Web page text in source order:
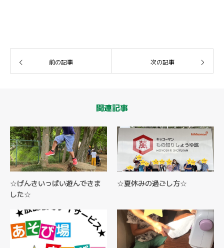
前の記事 次の記事
関連記事
☆げんきいっぱい遊んできま
した☆
☆夏休みの過ごし方☆